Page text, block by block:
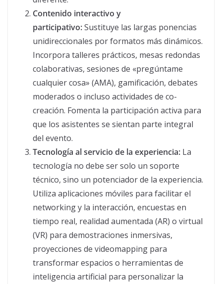
Contenido interactivo y
participativo:Sustituye las largas ponencias
unidireccionales por formatos más dinámicos.
Incorpora talleres prácticos, mesas redondas
colaborativas, sesiones de «pregúntame
cualquier cosa» (AMA), gamificación, debates
moderados o incluso actividades de co-
creación. Fomenta la participación activa para
que los asistentes se sientan parte integral
del evento.
Tecnología al servicio de la experiencia: La
tecnología no debe ser solo un soporte
técnico, sino un potenciador de la experiencia.
Utiliza aplicaciones móviles para facilitar el
networking y la interacción, encuestas en
tiempo real, realidad aumentada (AR) o virtual
(VR) para demostraciones inmersivas,
proyecciones de videomapping para
transformar espacios o herramientas de
inteligencia artificial para personalizar la